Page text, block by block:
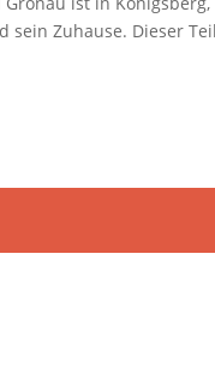
sein Zuhause. Dieser Teil